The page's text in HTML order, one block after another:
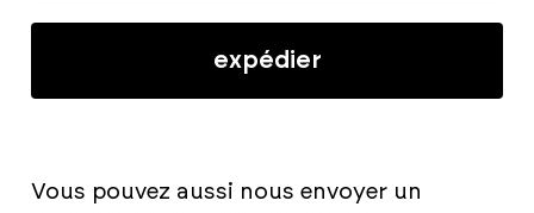
expédier
Vous pouvez aussi nous envoyer un